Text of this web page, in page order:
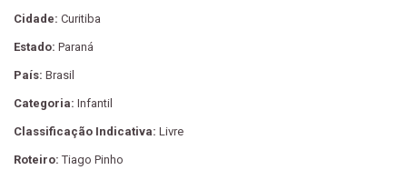
Cidade: Curitiba
Estado: Paraná
País: Brasil
Categoria: Infantil
Classificação Indicativa: Livre
Roteiro:Tiago Pinho